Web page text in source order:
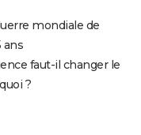
mondiale de
ans
faut-il changer le
?